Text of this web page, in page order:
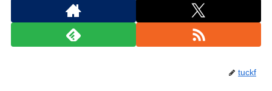
tuckf